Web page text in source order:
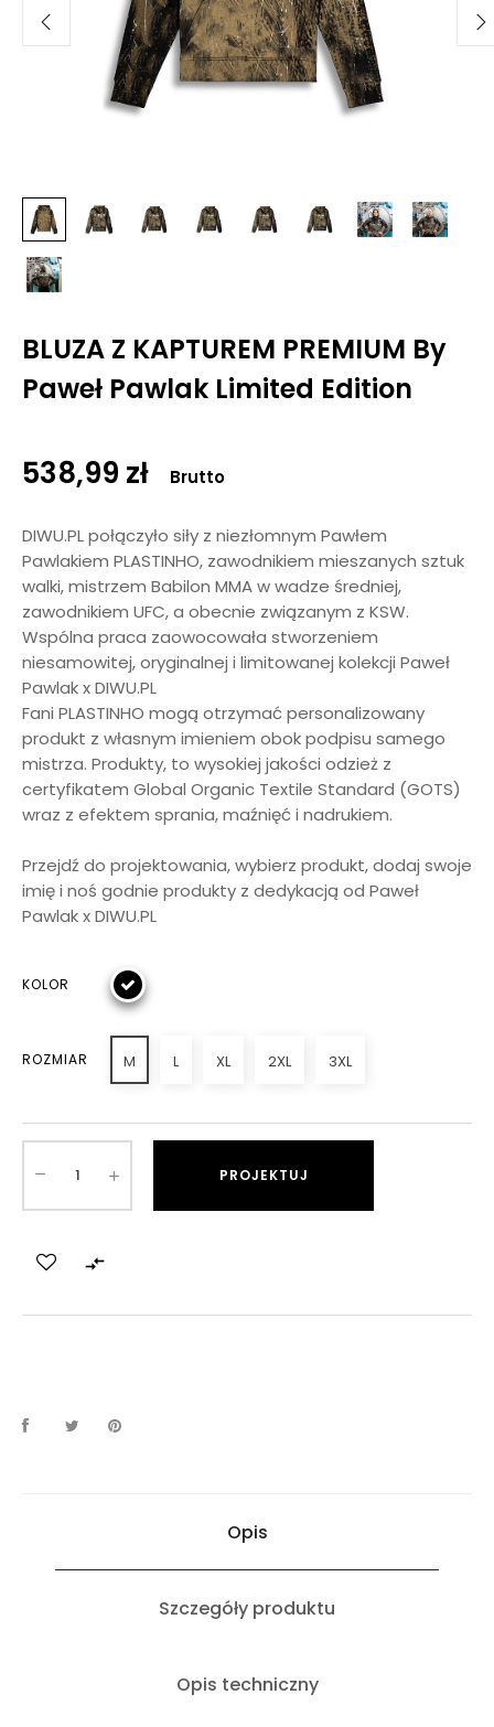
BLUZA Z KAPTUREM PREMIUM By
Paweł Pawlak Limited Edition
538,99 zł Brutto
DIWU.PL połączyło siły z niezłomnym Pawłem
Pawlakiem PLASTINHO, zawodnikiem mieszanych sztuk
walki, mistrzem Babilon MMA w wadze średniej,
zawodnikiem UFC, a obecnie związanym z KSW.
Wspólna praca zaowocowała stworzeniem
niesamowitej, oryginalnej i limitowanej kolekcji Paweł
Pawlak x DIWU.PL
Fani PLASTINHO mogą otrzymać personalizowany
produkt z własnym imieniem obok podpisu samego
mistrza. Produkty, to wysokiej jakości odzież z
certyfikatem Global Organic Textile Standard (GOTS)
wraz z efektem sprania, maźnięć i nadrukiem.
Przejdź do projektowania, wybierz produkt, dodaj swoje
imię i noś godnie produkty z dedykacją od Paweł
Pawlak x DIWU.PL
KOLOR
ROZMIAR M L XL 2XL 3XL
PROJEKTUJ

Opis
Szczegóły produktu
Opis techniczny